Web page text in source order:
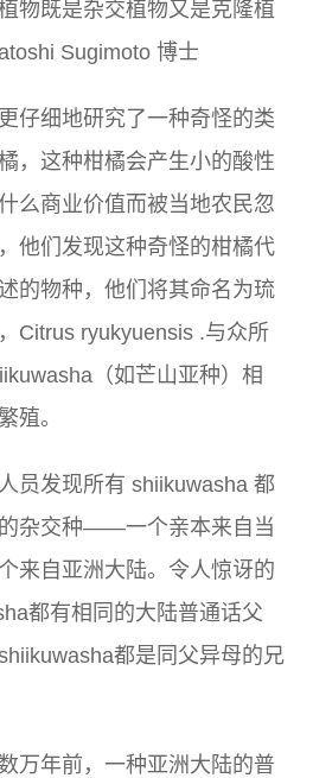
物既是杂交植物又是克隆植
Sugimoto 博士
仔细地研究了一种奇怪的类
，这种柑橘会产生小的酸性
么商业价值而被当地农民忽
他们发现这种奇怪的柑橘代
的物种，他们将其命名为琉
Citrus ryukyuensis .与众所
（如芒山亚种）相
殖。
员发现所有 shiikuwasha 都
杂交种——一个亲本来自当
来自亚洲大陆。令人惊讶的
都有相同的大陆普通话父
都是同父异母的兄
万年前，一种亚洲大陆的普